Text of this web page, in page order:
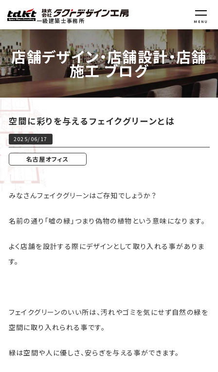
一級建築士事務所 MENU
店舗デザイン・店舗設計・店舗
施工 ブログ
空間に彩りを与えるフェイクグリーンとは
2025/06/17
名古屋オフィス
みなさんフェイクグリーンはご存知でしょうか？
名前の通り「嘘の緑」つまり偽物の植物という意味になります。
よく店舗を設計する際にデザインとして取り入れる事がありま
す。
フェイクグリーンのいい所は、汚れやゴミを気にせず自然の緑を
空間に取り入れられる事です。
緑は空間や人に優しさ、安らぎを与える事ができます。